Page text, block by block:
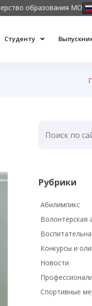
образования МО
Студенту
Рубрики
Абилимпикс
Волонтёрская
Конкурсы и
Новости
Спортивные